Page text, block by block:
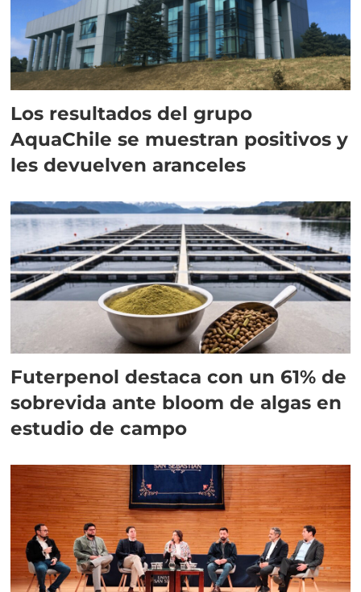
Los resultados del grupo
AquaChile se muestran positivos y
les devuelven aranceles
Futerpenol destaca con un 61% de
sobrevida ante bloom de algas en
estudio de campo